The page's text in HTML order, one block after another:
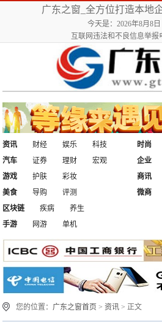
广东之窗_全方位打造本地
今天是：2026年8月8
互联网违法和不良信息举报
资讯 财经 娱乐
科技
汽车
证券 理财 宏观
时尚
企业
游戏
护肤
彩妆
美食
导购 评测
商讯
微商
区块链
疾病
养生
手游
网游 单机
您的位置： 广东之窗首页 >资讯 > 正文